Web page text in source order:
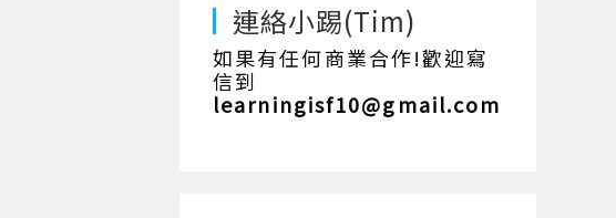
連絡小踢(Tim)
如果有任何商業合作!歡迎寫
信到
learningisf10@gmail.com